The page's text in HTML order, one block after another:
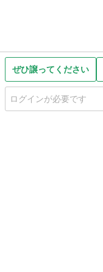
ぜひ譲ってください